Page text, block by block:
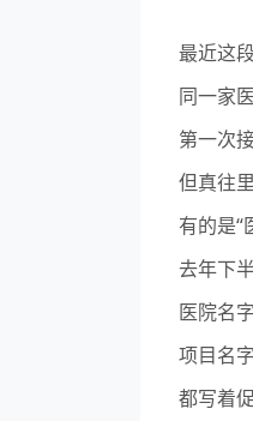
最近这
同一家
第一次
但真往
有的是
去年下
医院名
项目名
都写着